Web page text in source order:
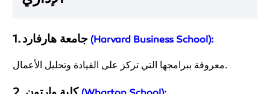
1. جامعة هارفارد (Harvard Business School):
معروفة ببرامجها التي تركز على القيادة وتحليل الأعمال.